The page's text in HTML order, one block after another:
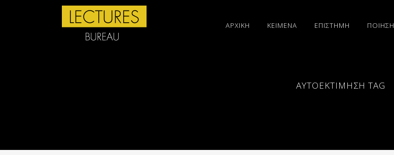
ΑΡΧΙΚΗ ΚΕΙΜΕΝΑ ΕΠΙΣΤΗΜΗ ΠΟΙΗΣΗ
ΑΥΤΟΕΚΤΊΜΗΣΗ TAG